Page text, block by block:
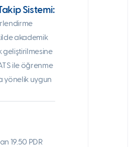
Sistemi:
akademik
geliştirilmesine
ile öğrenme
yönelik uygun
19.50 PDR